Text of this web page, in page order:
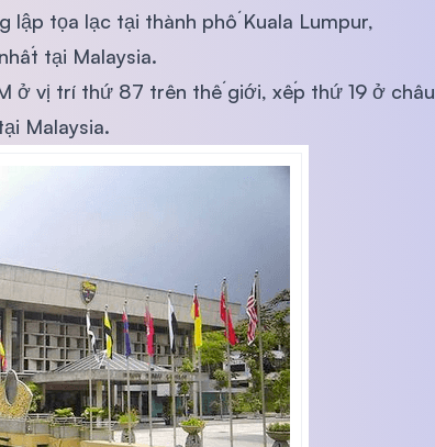
tọa lạc tại thành phố Kuala Lumpur,
tại Malaysia.
ở vị trí thứ 87 trên thế giới, xếp thứ 19 ở châu
Malaysia.